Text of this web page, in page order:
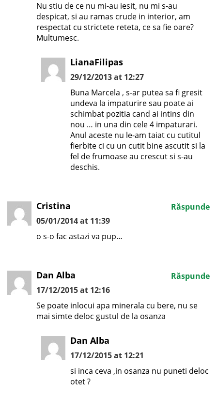
Nu stiu de ce nu mi-au iesit, nu mi s-au
despicat, si au ramas crude in interior, am
respectat cu strictete reteta, ce sa fie oare?
Multumesc.
LianaFilipas
29/12/2013 at 12:27
Buna Marcela , s-ar putea sa fi gresit
undeva la impaturire sau poate ai
schimbat pozitia cand ai intins din
nou … in una din cele 4 impaturari.
Anul aceste nu le-am taiat cu cutitul
fierbite ci cu un cutit bine ascutit si la
fel de frumoase au crescut si s-au
deschis.
Cristina
05/01/2014 at 11:39
o s-o fac astazi va pup…
Răspunde
Dan Alba
17/12/2015 at 12:16
Se poate inlocui apa minerala cu bere, nu se
mai simte deloc gustul de la osanza
Răspunde
Dan Alba
17/12/2015 at 12:21
si inca ceva ,in osanza nu puneti deloc
otet ?